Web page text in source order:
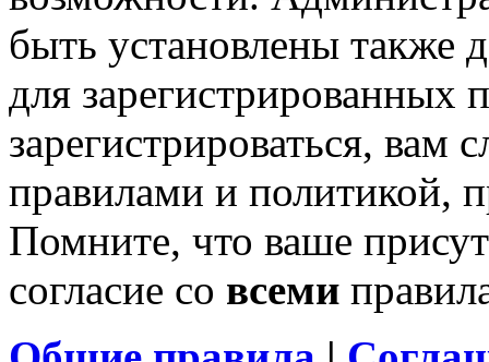
быть установлены также
для зарегистрированных
зарегистрироваться, вам
правилами и политикой,
Помните, что ваше
согласие со всеми